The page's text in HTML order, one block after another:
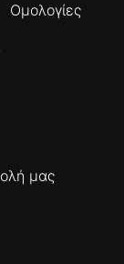
Ομολογίες
μας